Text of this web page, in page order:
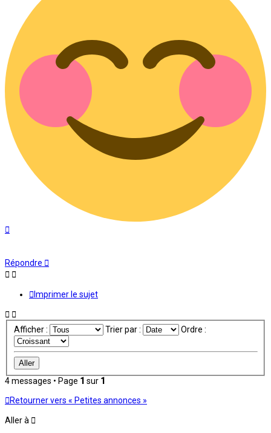
Répondre
Imprimer le sujet
Afficher : Trier par : Ordre :
4 messages • Page 1 sur 1
Retourner vers « Petites annonces »
Aller à